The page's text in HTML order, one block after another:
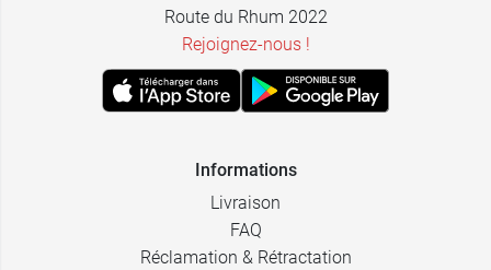
> 5 kg
Route du Rhum 2022
Rejoignez-nous !
Informations
Livraison
FAQ
Réclamation & Rétractation